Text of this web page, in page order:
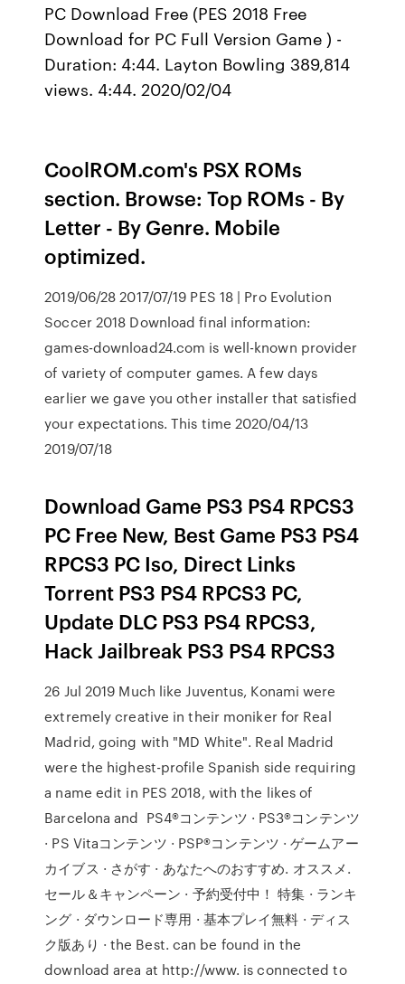
PC Download Free (PES 2018 Free
Download for PC Full Version Game ) -
Duration: 4:44. Layton Bowling 389,814
views. 4:44. 2020/02/04
CoolROM.com's PSX ROMs
section. Browse: Top ROMs - By
Letter - By Genre. Mobile
optimized.
2019/06/28 2017/07/19 PES 18 | Pro Evolution
Soccer 2018 Download final information:
games-download24.com is well-known provider
of variety of computer games. A few days
earlier we gave you other installer that satisfied
your expectations. This time 2020/04/13
2019/07/18
Download Game PS3 PS4 RPCS3
PC Free New, Best Game PS3 PS4
RPCS3 PC Iso, Direct Links
Torrent PS3 PS4 RPCS3 PC,
Update DLC PS3 PS4 RPCS3,
Hack Jailbreak PS3 PS4 RPCS3
26 Jul 2019 Much like Juventus, Konami were
extremely creative in their moniker for Real
Madrid, going with "MD White". Real Madrid
were the highest-profile Spanish side requiring
a name edit in PES 2018, with the likes of
Barcelona and PS4®コンテンツ · PS3®コンテンツ
· PS Vitaコンテンツ · PSP®コンテンツ · ゲームアー
カイブス · さがす · あなたへのおすすめ. オススメ.
セール＆キャンペーン · 予約受付中！ 特集 · ランキ
ング · ダウンロード専用 · 基本プレイ無料 · ディス
ク版あり · the Best. can be found in the
download area at http://www. is connected to